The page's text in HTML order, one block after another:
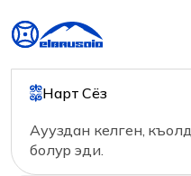
Нарт Сёз
Аууздан келген,
болур эди.